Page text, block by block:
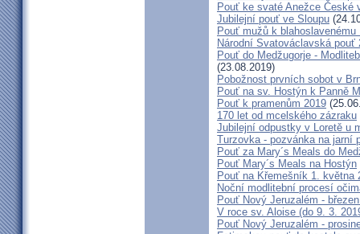
Pouť ke svaté Anežce České
Jubilejní pouť ve Sloupu
Pouť mužů k blahoslavenému
Národní Svatováclavská pouť
Pouť do Medžugorje -
(23.08.2019)
Pobožnost prvních sobot v
Pouť na sv. Hostýn k Panně
Pouť k pramenům 2019
170 let od mcelského zázraku
Jubilejní odpustky v Loretě u
Turzovka - pozvánka na jarní
Pouť za Mary´s Meals do
Pouť Mary´s Meals na Hostýn
Pouť na Křemešník 1. května
Noční modlitební procesí
Pouť Nový Jeruzalém -
V roce sv. Aloise (do 9. 3.
Pouť Nový Jeruzalém -